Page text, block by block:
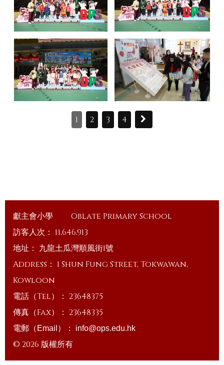
1 2 3 4
獻主會小學
Oblate Primary School
訪客人次： 11,646,913
地址： 九龍土瓜灣順風街1號
Address： 1 Shun Fung Street, Tokwawan,
Kowloon
電話（Tel）： 23648375
傳真（Fax）： 23648335
電郵（Email）： info@ops.edu.hk
© 2026 版權所有